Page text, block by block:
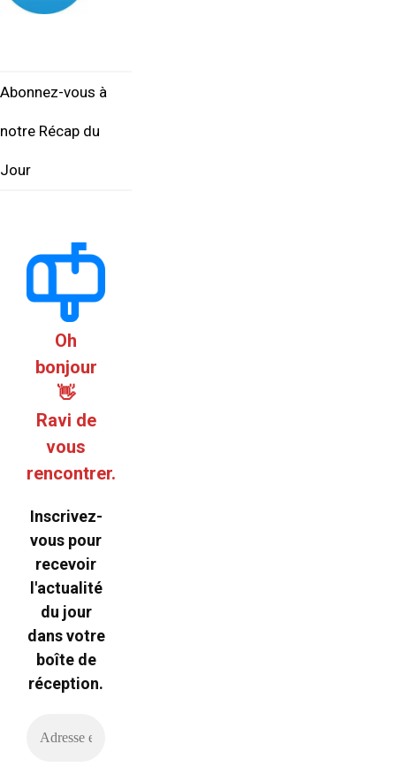
Abonnez-vous à
notre Récap du
Jour
Oh
bonjour
👋
Ravi de
vous
rencontrer.
Inscrivez-
vous pour
recevoir
l'actualité
du jour
dans votre
boîte de
réception.